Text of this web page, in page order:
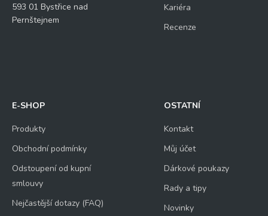
593 01 Bystřice nad
Pernštejnem
Kariéra
Recenze
E-SHOP
Produkty
Obchodní podmínky
Odstoupení od kupní
smlouvy
Nejčastější dotazy (FAQ)
OSTATNÍ
Kontakt
Můj účet
Dárkové poukazy
Rady a tipy
Novinky